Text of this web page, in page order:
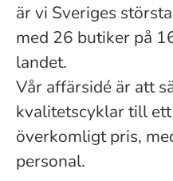
är vi Sveriges
med 26 butiker på
landet.
Vår affärsidé är att
kvalitetscyklar till
överkomligt pris,
personal.